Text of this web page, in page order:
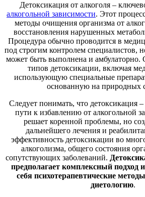
Детоксикация от алкоголя –
алкогольной зависимости. Этот
методы очищения организма от
восстановления нарушенных
Процедура обычно проводится в
под строгим контролем специалистов,
может быть выполнена и амбулаторно.
типов детоксикации, включая
использующую специальные
основанную на природных
Следует понимать, что детоксикация
пути к избавлению от алкогольной
решает коренной проблемы, но
дальнейшего лечения и
эффективность детоксикации во
алкоголизма, общего состояния
сопутствующих заболеваний.
предполагает комплексный подход
себя психотерапевтические
диетологию.